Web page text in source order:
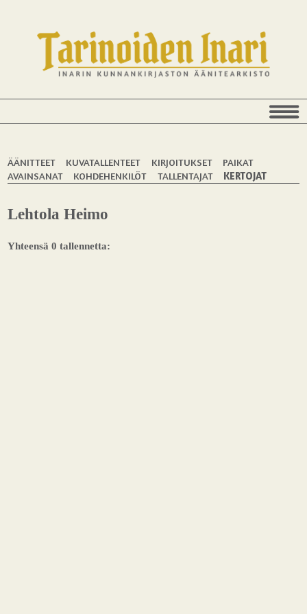
ÄÄNITTEET KUVATALLENTEET KIRJOITUKSET
PAIKAT
AVAINSANAT
KOHDEHENKILÖT TALLENTAJAT KERTOJAT
Lehtola Heimo
Yhteensä 0 tallennetta: